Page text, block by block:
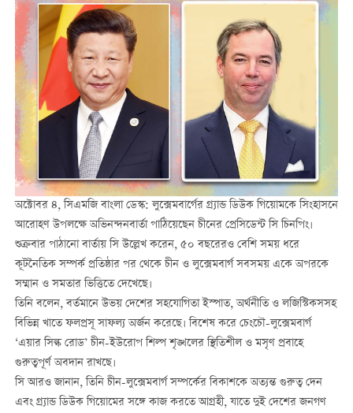
অক্টোবর ৪, সিএমজি বাংলা ডেস্ক: লুক্সেমবার্গের গ্র্যান্ড ডিউক গিয়োমকে সিংহাসনে
আরোহণ উপলক্ষে অভিনন্দনবার্তা পাঠিয়েছেন চীনের প্রেসিডেন্ট সি চিনপিং।
শুক্রবার পাঠানো বার্তায় সি উল্লেখ করেন, ৫০ বছরেরও বেশি সময় ধরে
কূটনৈতিক সম্পর্ক প্রতিষ্ঠার পর থেকে চীন ও লুক্সেমবার্গ সবসময় একে অপরকে
সম্মান ও সমতার ভিত্তিতে দেখেছে।
তিনি বলেন, বর্তমানে উভয় দেশের সহযোগিতা ইস্পাত, অর্থনীতি ও লজিস্টিকসসহ
বিভিন্ন খাতে ফলপ্রসূ সাফল্য অর্জন করেছে। বিশেষ করে চেংচৌ-লুক্সেমবার্গ
‘এয়ার সিল্ক রোড’ চীন-ইউরোপ শিল্প শৃঙ্খলের স্থিতিশীল ও মসৃণ প্রবাহে
গুরুত্বপূর্ণ অবদান রাখছে।
সি আরও জানান, তিনি চীন-লুক্সেমবার্গ সম্পর্কের বিকাশকে অত্যন্ত গুরুত্ব দেন
এবং গ্র্যান্ড ডিউক গিয়োমের সঙ্গে কাজ করতে আগ্রহী, যাতে দুই দেশের জনগণ